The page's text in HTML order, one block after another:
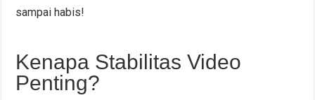
sampai habis!
Kenapa Stabilitas Video
Penting?